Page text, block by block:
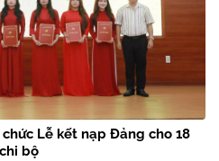
Lễ kết nạp Đảng cho 18
bộ